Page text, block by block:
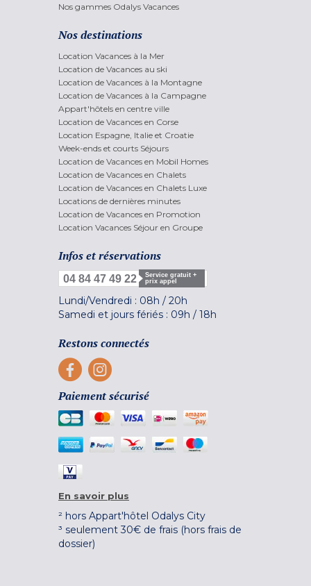
Nos gammes Odalys Vacances
Nos destinations
Location Vacances à la Mer
Location de Vacances au ski
Location de Vacances à la Montagne
Location de Vacances à la Campagne
Appart'hôtels en centre ville
Location de Vacances en Corse
Location Espagne, Italie et Croatie
Week-ends et courts Séjours
Location de Vacances en Mobil Homes
Location de Vacances en Chalets
Location de Vacances en Chalets Luxe
Locations de dernières minutes
Location de Vacances en Promotion
Location Vacances Séjour en Groupe
Infos et réservations
04 84 47 49 22
Service gratuit +
prix appel
Lundi/Vendredi : 08h / 20h
Samedi et jours fériés : 09h / 18h
Restons connectés
Paiement sécurisé
En savoir plus
² hors Appart'hôtel Odalys City
³ seulement 30€ de frais (hors frais de
dossier)